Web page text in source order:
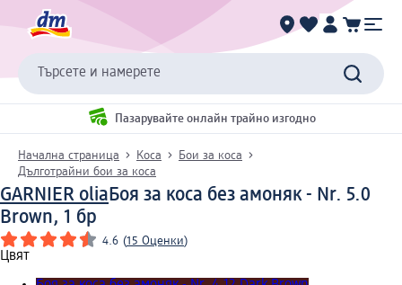
Търсете и намерете
Пазарувайте онлайн трайно изгодно
Начална страница Коса
Бои за коса
Дълготрайни бои за коса
GARNIER oliaБоя за коса без амоняк - Nr. 5.0
Brown, 1 бр
4.6 (15 Оценки)
Цвят